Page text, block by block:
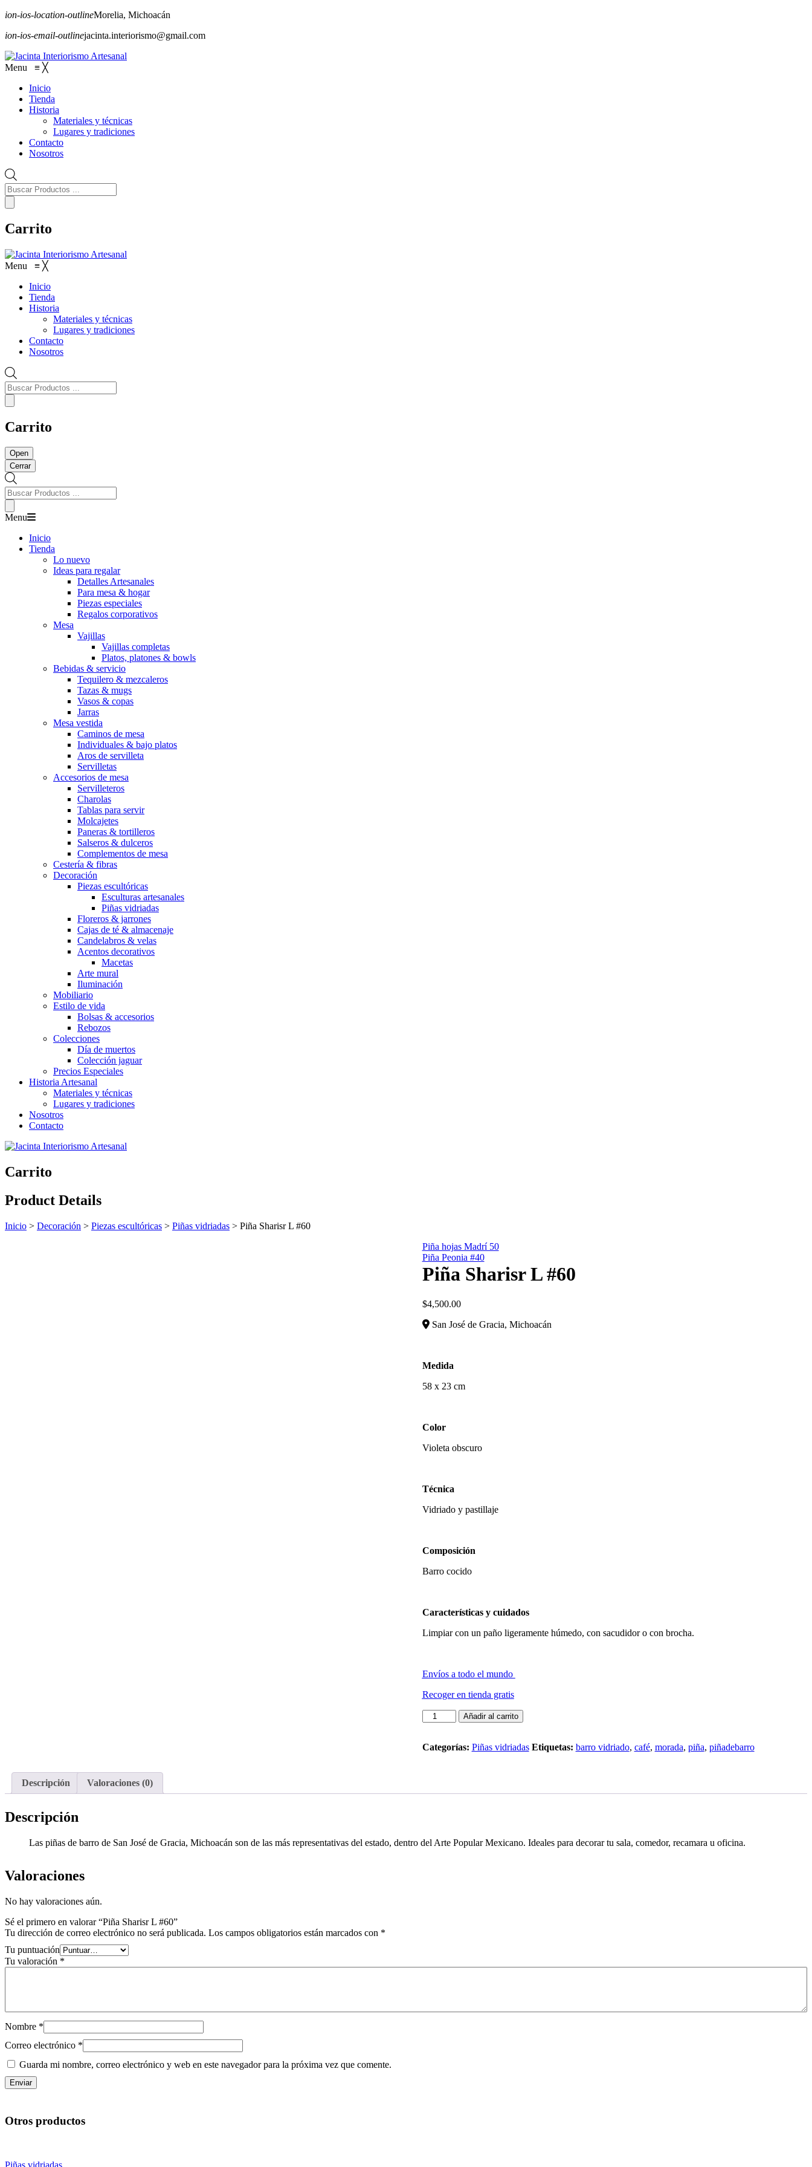
ion-ios-location-outlineMorelia, Michoacán
ion-ios-email-outlinejacinta.interiorismo@gmail.com
Menu ≡ ╳
Inicio
Tienda
Historia
Materiales y técnicas
Lugares y tradiciones
Contacto
Nosotros
Búsqueda
de
Productos
Carrito
Menu ≡ ╳
Inicio
Tienda
Historia
Materiales y técnicas
Lugares y tradiciones
Contacto
Nosotros
Búsqueda
de
Productos
Carrito
Open
Cerrar
Búsqueda
de
Productos
Menu
Inicio
Tienda
Lo nuevo
Ideas para regalar
Detalles Artesanales
Para mesa & hogar
Piezas especiales
Regalos corporativos
Mesa
Vajillas
Vajillas completas
Platos, platones & bowls
Bebidas & servicio
Tequilero & mezcaleros
Tazas & mugs
Vasos & copas
Jarras
Mesa vestida
Caminos de mesa
Individuales & bajo platos
Aros de servilleta
Servilletas
Accesorios de mesa
Servilleteros
Charolas
Tablas para servir
Molcajetes
Paneras & tortilleros
Salseros & dulceros
Complementos de mesa
Cestería & fibras
Decoración
Piezas escultóricas
Esculturas artesanales
Piñas vidriadas
Floreros & jarrones
Cajas de té & almacenaje
Candelabros & velas
Acentos decorativos
Macetas
Arte mural
Iluminación
Mobiliario
Estilo de vida
Bolsas & accesorios
Rebozos
Colecciones
Día de muertos
Colección jaguar
Precios Especiales
Historia Artesanal
Materiales y técnicas
Lugares y tradiciones
Nosotros
Contacto
Carrito
Product Details
Inicio > Decoración > Piezas escultóricas > Piñas vidriadas > Piña Sharisr L #60
Piña hojas Madrí 50
Piña Peonia #40
Piña Sharisr L #60
$4,500.00
San José de Gracia, Michoacán
Medida
58 x 23 cm
Color
Violeta obscuro
Técnica
Vidriado y pastillaje
Composición
Barro cocido
Características y cuidados
Limpiar con un paño ligeramente húmedo, con sacudidor o con brocha.
Envíos a todo el mundo
Recoger en tienda gratis
Piña
Sharisr
#60
Añadir al carrito
Categorías: Piñas vidriadas Etiquetas: barro vidriado, café, morada, piña, piñadebarro
Descripción Valoraciones (0)
Descripción
Las piñas de barro de San José de Gracia, Michoacán son de las más representativas del estado, dentro del Arte Popular Mexicano. Ideales para decorar tu sala, comedor, recamara u oficina.
Valoraciones
No hay valoraciones aún.
Sé el primero en valorar “Piña Sharisr L #60”
Tu dirección de correo electrónico no será publicada. Los campos obligatorios están marcados con *
Tu puntuación
Tu valoración *
Nombre *
Correo electrónico *
Guarda mi nombre, correo electrónico y web en este navegador para la próxima vez que comente.
Otros productos
Piñas vidriadas